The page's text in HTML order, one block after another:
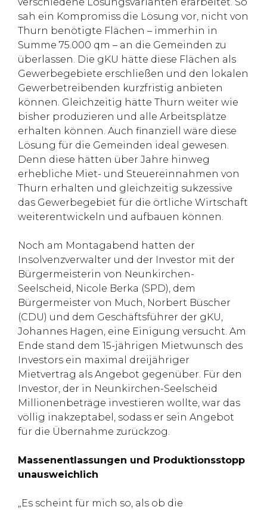
sah ein Kompromiss die Lösung vor, nicht von
Thurn benötigte Flächen – immerhin in
Summe 75.000 qm – an die Gemeinden zu
überlassen. Die gKU hätte diese Flächen als
Gewerbegebiete erschließen und den lokalen
Gewerbetreibenden kurzfristig anbieten
können. Gleichzeitig hätte Thurn weiter wie
bisher produzieren und alle Arbeitsplätze
erhalten können. Auch finanziell wäre diese
Lösung für die Gemeinden ideal gewesen.
Denn diese hätten über Jahre hinweg
erhebliche Miet- und Steuereinnahmen von
Thurn erhalten und gleichzeitig sukzessive
das Gewerbegebiet für die örtliche Wirtschaft
weiterentwickeln und aufbauen können.
Noch am Montagabend hatten der
Insolvenzverwalter und der Investor mit der
Bürgermeisterin von Neunkirchen-
Seelscheid, Nicole Berka (SPD), dem
Bürgermeister von Much, Norbert Büscher
(CDU) und dem Geschäftsführer der gKU,
Johannes Hagen, eine Einigung versucht. Am
Ende stand dem 15-jährigen Mietwunsch des
Investors ein maximal dreijähriger
Mietvertrag als Angebot gegenüber. Für den
Investor, der in Neunkirchen-Seelscheid
Millionenbeträge investieren wollte, war das
völlig inakzeptabel, sodass er sein Angebot
für die Übernahme zurückzog.
Massenentlassungen und Produktionsstopp
unausweichlich
„Es scheint für mich so, als ob die